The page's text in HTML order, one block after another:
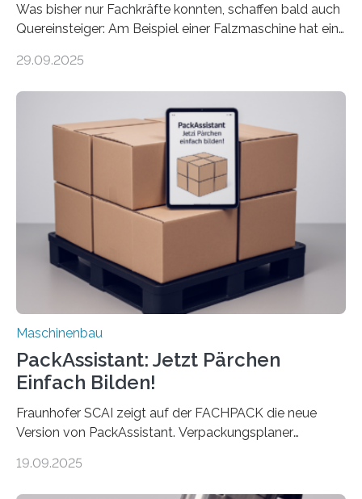
Was bisher nur Fachkräfte konnten, schaffen bald auch
Quereinsteiger: Am Beispiel einer Falzmaschine hat ein
Mensch-Maschine-Schnittstelle so sehr vereinfacht,
Die zugrunde liegende Methodik lässt sich auf alle
anderen Maschinen übertragen. Eine Falzmaschine
umzurüsten ist ein Job für echte Profis. Eine solche
Maschine faltet in Druckereien Broschüren, Prospekte,
Landkarten und vieles mehr – mehrere Zehntausend
Exemplare pro Stunde. Je nach Maschinentyp und
Auftrag kann das Umrüsten…
29.09.2025
Maschinenbau
PackAssistant: Jetzt Pärchen
Einfach Bilden!
Fraunhofer SCAI zeigt auf der FACHPACK die neue
Version von PackAssistant. Verpackungsplaner
Automobil, Maschinenbau und in der Zulieferindustrie.
19.09.2025